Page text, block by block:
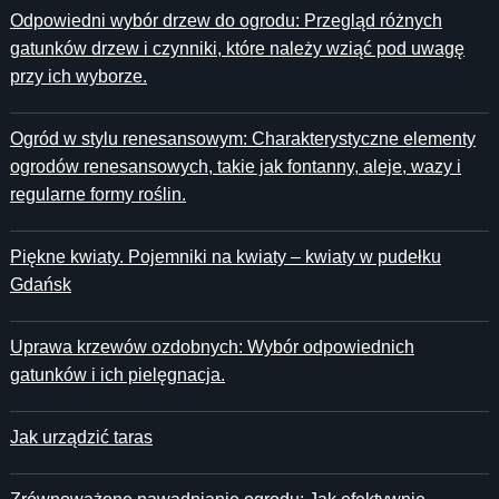
Odpowiedni wybór drzew do ogrodu: Przegląd różnych
gatunków drzew i czynniki, które należy wziąć pod uwagę
przy ich wyborze.
Ogród w stylu renesansowym: Charakterystyczne elementy
ogrodów renesansowych, takie jak fontanny, aleje, wazy i
regularne formy roślin.
Piękne kwiaty. Pojemniki na kwiaty – kwiaty w pudełku
Gdańsk
Uprawa krzewów ozdobnych: Wybór odpowiednich
gatunków i ich pielęgnacja.
Jak urządzić taras